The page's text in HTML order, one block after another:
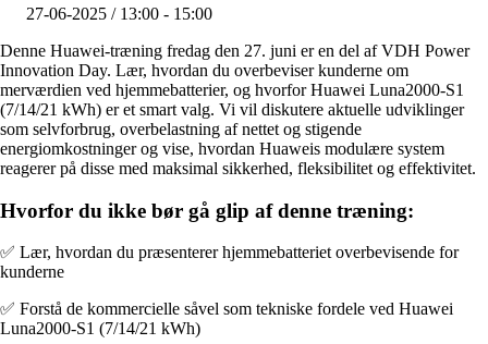
27-06-2025 / 13:00 - 15:00
Denne Huawei-træning fredag den 27. juni er en del af VDH Power
Innovation Day. Lær, hvordan du overbeviser kunderne om
merværdien ved hjemmebatterier, og hvorfor Huawei Luna2000-S1
(7/14/21 kWh) er et smart valg. Vi vil diskutere aktuelle udviklinger
som selvforbrug, overbelastning af nettet og stigende
energiomkostninger og vise, hvordan Huaweis modulære system
reagerer på disse med maksimal sikkerhed, fleksibilitet og effektivitet.
Hvorfor du ikke bør gå glip af denne træning:
✅ Lær, hvordan du præsenterer hjemmebatteriet overbevisende for
kunderne
✅ Forstå de kommercielle såvel som tekniske fordele ved Huawei
Luna2000-S1 (7/14/21 kWh)